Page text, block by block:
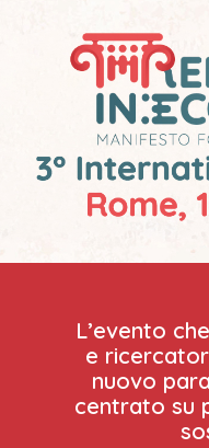
L’evento
e
nuovo
centrato su